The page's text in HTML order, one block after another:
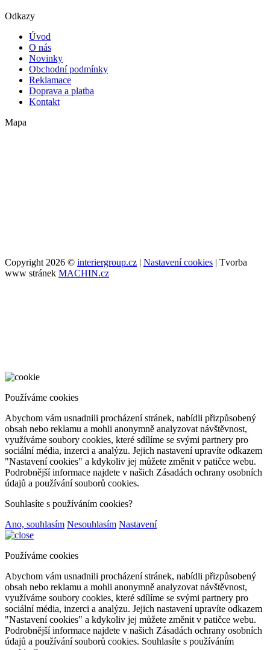
Odkazy
Úvod
O nás
Novinky
Obchodní podmínky
Reklamace
Doprava a platba
Kontakt
Mapa
Copyright 2026 © interiergroup.cz | Nastavení cookies | Tvorba
www stránek MACHIN.cz
Používáme cookies
Abychom vám usnadnili procházení stránek, nabídli přizpůsobený
obsah nebo reklamu a mohli anonymně analyzovat návštěvnost,
využíváme soubory cookies, které sdílíme se svými partnery pro
sociální média, inzerci a analýzu. Jejich nastavení upravíte odkazem
"Nastavení cookies" a kdykoliv jej můžete změnit v patičce webu.
Podrobnější informace najdete v našich Zásadách ochrany osobních
údajů a používání souborů cookies.
Souhlasíte s používáním cookies?
Ano, souhlasím Nesouhlasím Nastavení
Používáme cookies
Abychom vám usnadnili procházení stránek, nabídli přizpůsobený
obsah nebo reklamu a mohli anonymně analyzovat návštěvnost,
využíváme soubory cookies, které sdílíme se svými partnery pro
sociální média, inzerci a analýzu. Jejich nastavení upravíte odkazem
"Nastavení cookies" a kdykoliv jej můžete změnit v patičce webu.
Podrobnější informace najdete v našich Zásadách ochrany osobních
údajů a používání souborů cookies. Souhlasíte s používáním